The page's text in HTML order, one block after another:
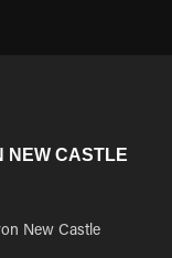
NEW CASTLE
New Castle